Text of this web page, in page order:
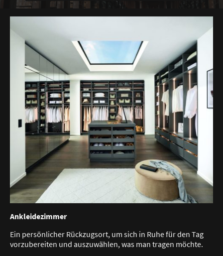
Ankleidezimmer
Ein persönlicher Rückzugsort, um sich in Ruhe für den Tag
vorzubereiten und auszuwählen, was man tragen möchte.